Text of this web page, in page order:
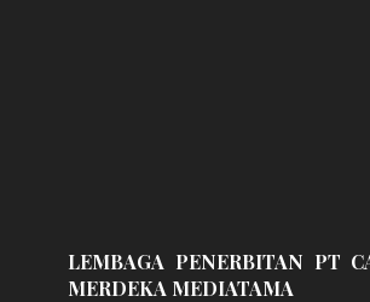
LEMBAGA PENERBITAN PT
MERDEKA MEDIATAMA